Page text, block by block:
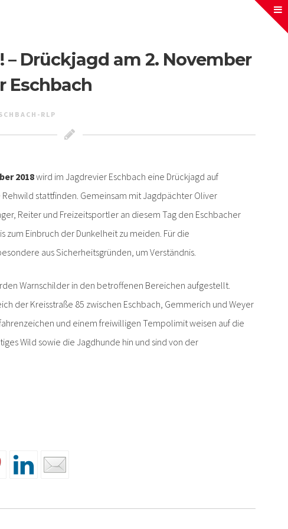
– Drückjagd am 2. November
Eschbach
RLP
2018wird im Jagdrevier Eschbach eine Drückjagd auf
stattfinden. Gemeinsam mit Jagdpächter Oliver
Reiter und Freizeitsportler an diesem Tag den Eschbacher
zum Einbruch der Dunkelheit zu meiden. Für die
aus Sicherheitsgründen, um Verständnis.
Warnschilder in den betroffenen Bereichen aufgestellt.
der Kreisstraße 85 zwischen Eschbach, Gemmerich und Weyer
und einem freiwilligen Tempolimit weisen auf die
Wild sowie die Jagdhunde hin und sind von der